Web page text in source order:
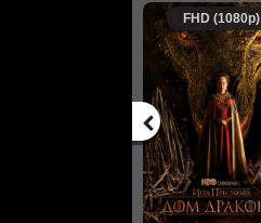
FHD (1080p)